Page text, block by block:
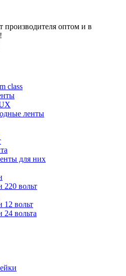
производителя оптом и в
class
ленты
для них
вольт
12 вольт
вольта